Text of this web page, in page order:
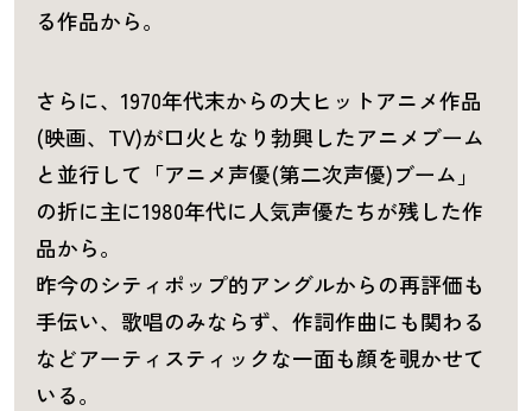
る作品から。
さらに、1970年代末からの大ヒットアニメ作品
(映画、TV)が口火となり勃興したアニメブーム
と並行して「アニメ声優(第二次声優)ブーム」
の折に主に1980年代に人気声優たちが残した作
品から。
昨今のシティポップ的アングルからの再評価も
手伝い、歌唱のみならず、作詞作曲にも関わる
などアーティスティックな一面も顔を覗かせて
いる。